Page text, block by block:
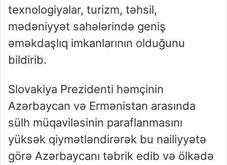
texnologiyalar, turizm, təhsil,
mədəniyyət sahələrində geniş
əməkdaşlıq imkanlarının olduğunu
bildirib.
Slovakiya Prezidenti həmçinin
Azərbaycan və Ermənistan arasında
sülh müqaviləsinin paraflanmasını
yüksək qiymətləndirərək bu nailiyyətə
görə Azərbaycanı təbrik edib və ölkədə